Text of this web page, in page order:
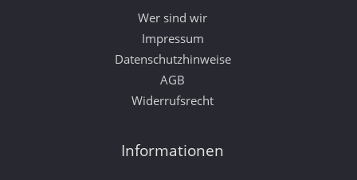
Wer sind wir
Impressum
Datenschutzhinweise
AGB
Widerrufsrecht
Informationen